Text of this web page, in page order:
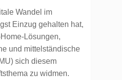
Wandel im
Einzug gehalten hat,
Lösungen,
und mittelständische
sich diesem
zu widmen.